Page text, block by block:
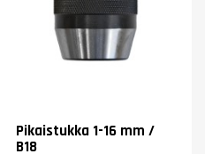
Pikaistukka 1-16 mm /
B18